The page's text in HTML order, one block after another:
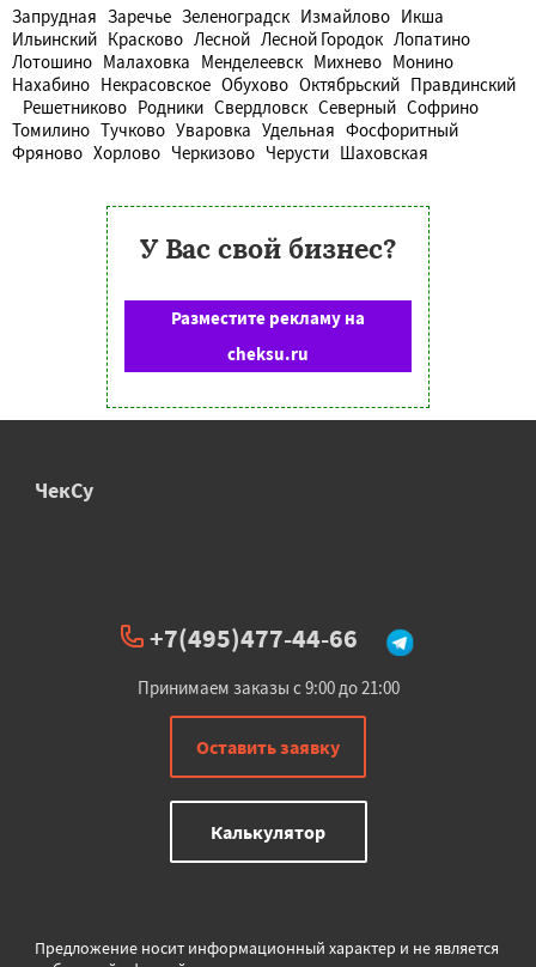
Запрудная Заречье Зеленоградск Измайлово Икша
Ильинский Красково Лесной Лесной Городок Лопатино
Лотошино Малаховка Менделеевск Михнево Монино
Нахабино Некрасовское Обухово Октябрьский Правдинский
Решетниково Родники Свердловск Северный Софрино
Томилино Тучково Уваровка Удельная Фосфоритный
Фряново Хорлово Черкизово Черусти Шаховская
У Вас свой бизнес?
Разместите рекламу на
cheksu.ru
ЧекСу
+7(495)477-44-66
Принимаем заказы с 9:00 до 21:00
Оставить заявку
Калькулятор
Предложение носит информационный характер и не является